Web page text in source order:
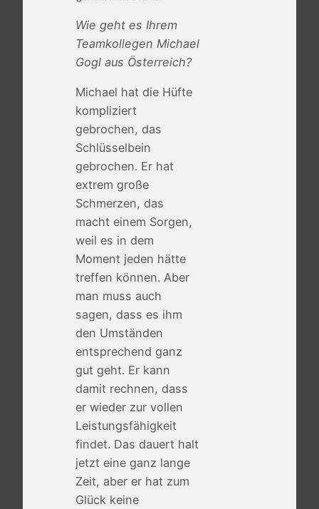
Wie geht es Ihrem
Teamkollegen Michael
Gogl aus Österreich?
Michael hat die Hüfte
kompliziert
gebrochen, das
Schlüsselbein
gebrochen. Er hat
extrem große
Schmerzen, das
macht einem Sorgen,
weil es in dem
Moment jeden hätte
treffen können. Aber
man muss auch
sagen, dass es ihm
den Umständen
entsprechend ganz
gut geht. Er kann
damit rechnen, dass
er wieder zur vollen
Leistungsfähigkeit
findet. Das dauert halt
jetzt eine ganz lange
Zeit, aber er hat zum
Glück keine